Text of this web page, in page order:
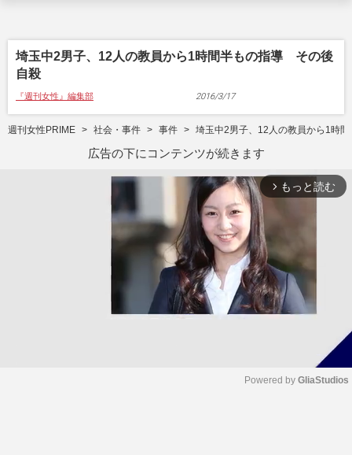
埼玉中2男子、12人の教員から1時間半もの指導 その後
自殺
『週刊女性』編集部 2016/3/17
週刊女性PRIME 社会・事件 事件 埼玉中2男子、12人の教員から1時
広告の下にコンテンツが続きます
arrow_forward_ios もっと読む
Powered by GliaStudios